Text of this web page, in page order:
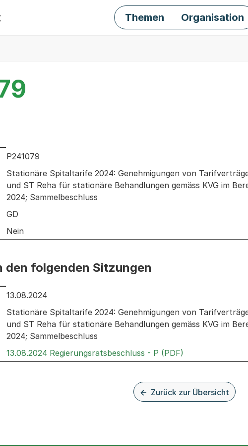
Themen Organisation
Geschäft
P241079
Stationäre Spitaltarife 2024: Genehmigungen von
und ST Reha für stationäre Behandlungen gemäss KVG im
2024; Sammelbeschluss
GD
Nein
den folgenden Sitzungen
Sitzungen: Informationen zu den Sitzungen zum
13.08.2024
Stationäre Spitaltarife 2024: Genehmigungen von
und ST Reha für stationäre Behandlungen gemäss KVG im
2024; Sammelbeschluss
13.08.2024 Regierungsratsbeschluss - P (PDF)
Zurück zur Übersicht